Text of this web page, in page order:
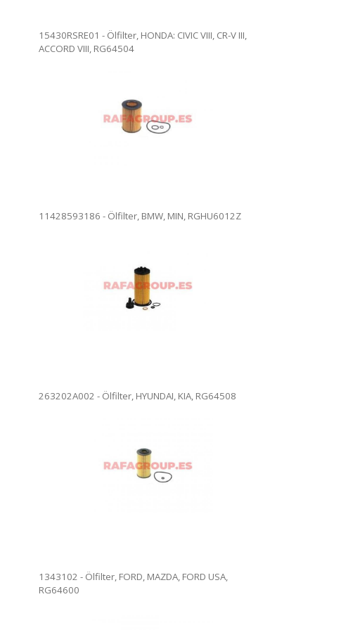
15430RSRE01 - Ölfilter, HONDA: CIVIC VIII, CR-V III,
ACCORD VIII, RG64504
11428593186 - Ölfilter, BMW, MIN, RGHU6012Z
263202A002 - Ölfilter, HYUNDAI, KIA, RG64508
1343102 - Ölfilter, FORD, MAZDA, FORD USA,
RG64600